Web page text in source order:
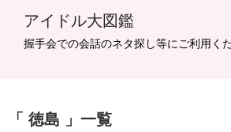
アイドル大図鑑
握手会での会話のネタ探し等にご利用く
徳島 一覧